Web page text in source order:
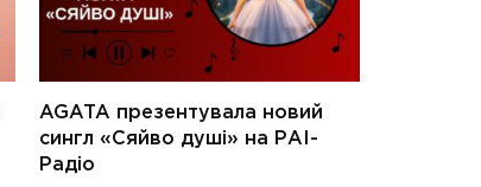
AGATA презентувала новий
сингл «Сяйво душі» на РАІ-
Радіо